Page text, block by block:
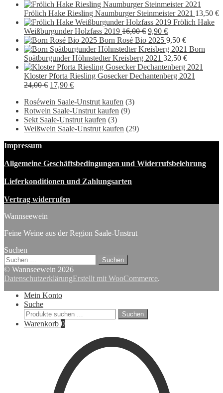
Frölich Hake Riesling Naumburger Steinmeister 2021 13,50 €
Frölich Hake
Weißburgunder Holzfass 2019 16,00€ Ursprünglicher
Preis
war:
16,00 €
9,90 €Aktueller
Preis
ist:
9,90 €.
Born Rosé Bio 2025 9,50 €
Born
Spätburgunder Höhnstedter Kreisberg 2021 32,50 €
Kloster Pforta Riesling Gosecker Dechantenberg 2021
24,00€ Ursprünglicher
war:
24,00 €
17,90 €Aktueller
ist:
17,90 €.
Roséwein Saale-Unstrut kaufen (3)
Rotwein Saale-Unstrut kaufen (9)
Sekt Saale-Unstrut kaufen (3)
Weißwein Saale-Unstrut kaufen (29)
Impressum
Allgemeine Geschäftsbedingungen und Widerrufsbelehrung
Lieferkonditionen und Zahlungsarten
Vertrag widerrufen
Wannseewein
Feine Weine aus der Region Saale-Unstrut
Suchen
Suchen
nach:
© Wannseewein 2026
DatenschutzerklärungErstellt mit WooCommerce.
Mein Konto
Suche
Suchen
nach:
Suchen
Warenkorb 0